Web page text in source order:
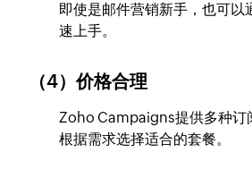
即使是邮件营销新手，也可以
速上手。
（4）价格合理
Zoho Campaigns提供多种订
根据需求选择适合的套餐。